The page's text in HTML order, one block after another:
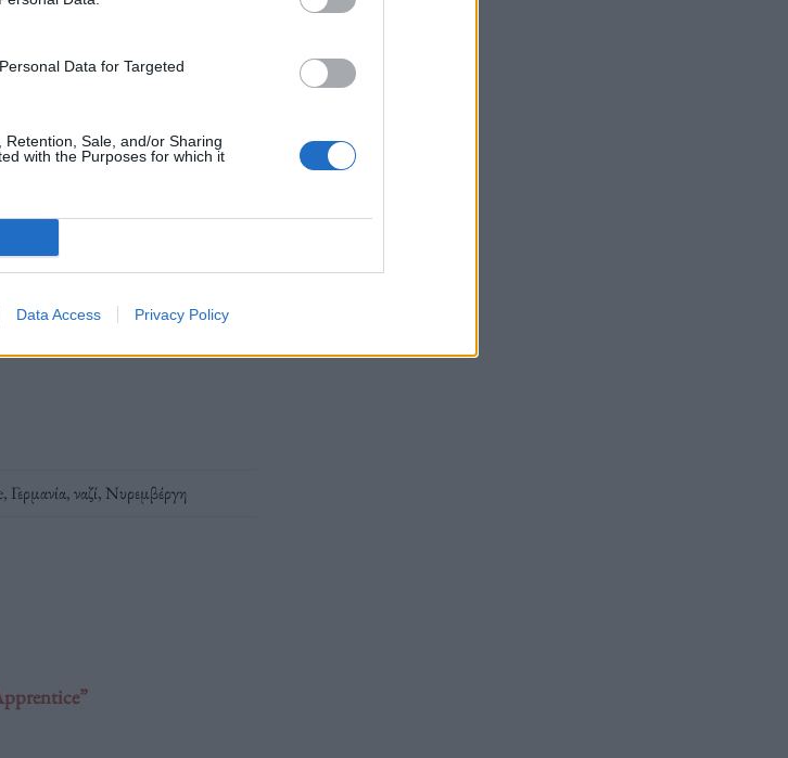
Data for Targeted
Sale, and/or Sharing
with the Purposes for which it
Data Access Privacy Policy
“The Nazi and
, Γερμανία,ναζί, Νυρεμβέργη